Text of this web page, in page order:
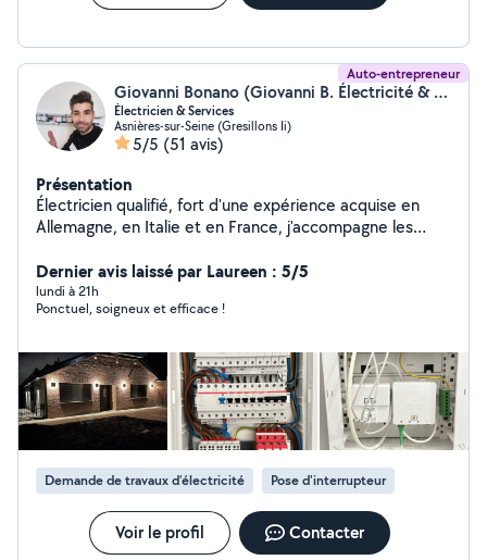
Auto-entrepreneur
Giovanni Bonano (Giovanni B. Électricité & Services)
Électricien & Services
Asnières-sur-Seine (Gresillons Ii)
5/5 (51 avis)
Présentation
Électricien qualifié, fort d'une expérience acquise en
Allemagne, en Italie et en France, j'accompagne les
d'installation, de rénovation et de dépannage
électrique. ÉLECTRICITÉ - Installation, rénovation et
dépannage électrique - Recherche de pannes et mise
conformité - Prises, interrupteurs, luminaires, appliques
et spots LED - Branchement de fours, plaques, hottes
et électroménager - Adaptation des alimentations
électriques pour cuisines - Radiateurs électriques,
sèche-serviettes et automatismes MONTAGE ET
AMÉNAGEMENT - Montage de meubles en kit -
Montage et installation de cuisines équipées - Pose
plans de travail et électroménager - Enseignes et
marques: IKEA, Leroy Merlin, Castorama, Conforama..
Je réalise un travail soigné, durable et adapté à vos
Dernier avis laissé par Laureen : 5/5
lundi à 21h
Ponctuel, soigneux et efficace !
Demande de travaux d’électricité Pose d'interrupteur
Voir le profil Contacter